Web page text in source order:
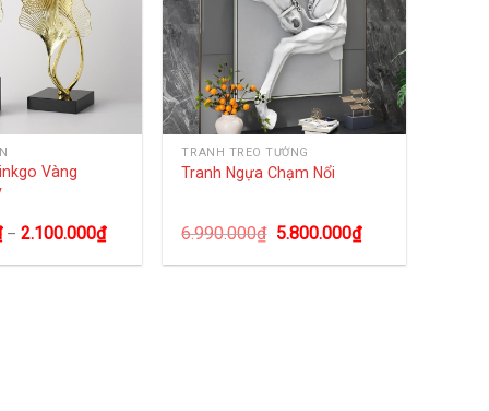
Vàng
– 2.100.000₫
TRANH TREO TƯỜNG
Tranh Ngựa Chạm Nổi
6.990.000₫ 5.800.000₫